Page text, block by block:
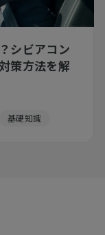
シビアコン
策方法を解
基礎知識